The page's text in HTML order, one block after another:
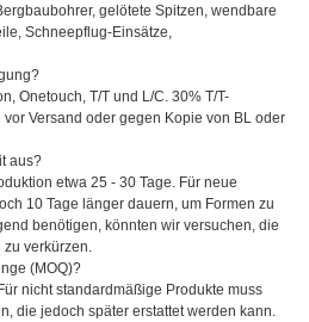
gelötete Spitzen, wendbare
Schneepflug-Einsätze,
Onetouch, T/T und L/C. 30% T/T-
Versand oder gegen Kopie von BL oder
aus?
etwa 25 - 30 Tage. Für neue
10 Tage länger dauern, um Formen zu
benötigen, könnten wir versuchen, die
verkürzen.
(MOQ)?
nicht standardmäßige Produkte muss
die jedoch später erstattet werden kann.